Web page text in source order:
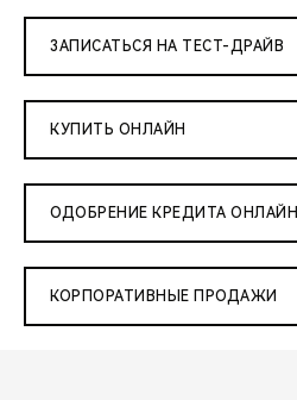
ЗАПИСАТЬСЯ НА ТЕСТ-ДРАЙВ
КУПИТЬ ОНЛАЙН
ОДОБРЕНИЕ КРЕДИТА ОНЛАЙН
КОРПОРАТИВНЫЕ ПРОДАЖИ